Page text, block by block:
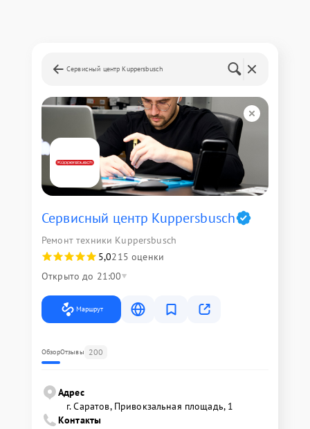
Сервисный центр Kuppersbusch
Сервисный центр Kuppersbusch
Ремонт техники Kuppersbusch
5,0215 оценки
Открыто до 21:00
Маршрут
ОбзорОтзывы 200
Адрес
г. Саратов, Привокзальная площадь, 1
Контакты